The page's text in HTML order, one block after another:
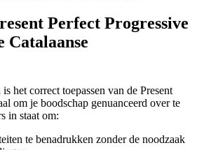
Perfect Progressive
Catalaanse
het correct toepassen van de Present
om je boodschap genuanceerd over te
in staat om:
te benadrukken zonder de noodzaak